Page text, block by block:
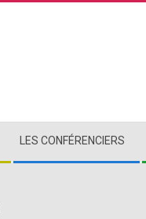
LES CONFÉRENCIERS